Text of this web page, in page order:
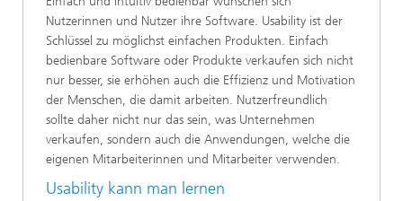
Nutzerinnen und Nutzer ihre Software. Usability ist der
Schlüssel zu möglichst einfachen Produkten. Einfach
bedienbare Software oder Produkte verkaufen sich nicht
nur besser, sie erhöhen auch die Effizienz und Motivation
der Menschen, die damit arbeiten. Nutzerfreundlich
sollte daher nicht nur das sein, was Unternehmen
verkaufen, sondern auch die Anwendungen, welche die
eigenen Mitarbeiterinnen und Mitarbeiter verwenden.
Usability kann man lernen